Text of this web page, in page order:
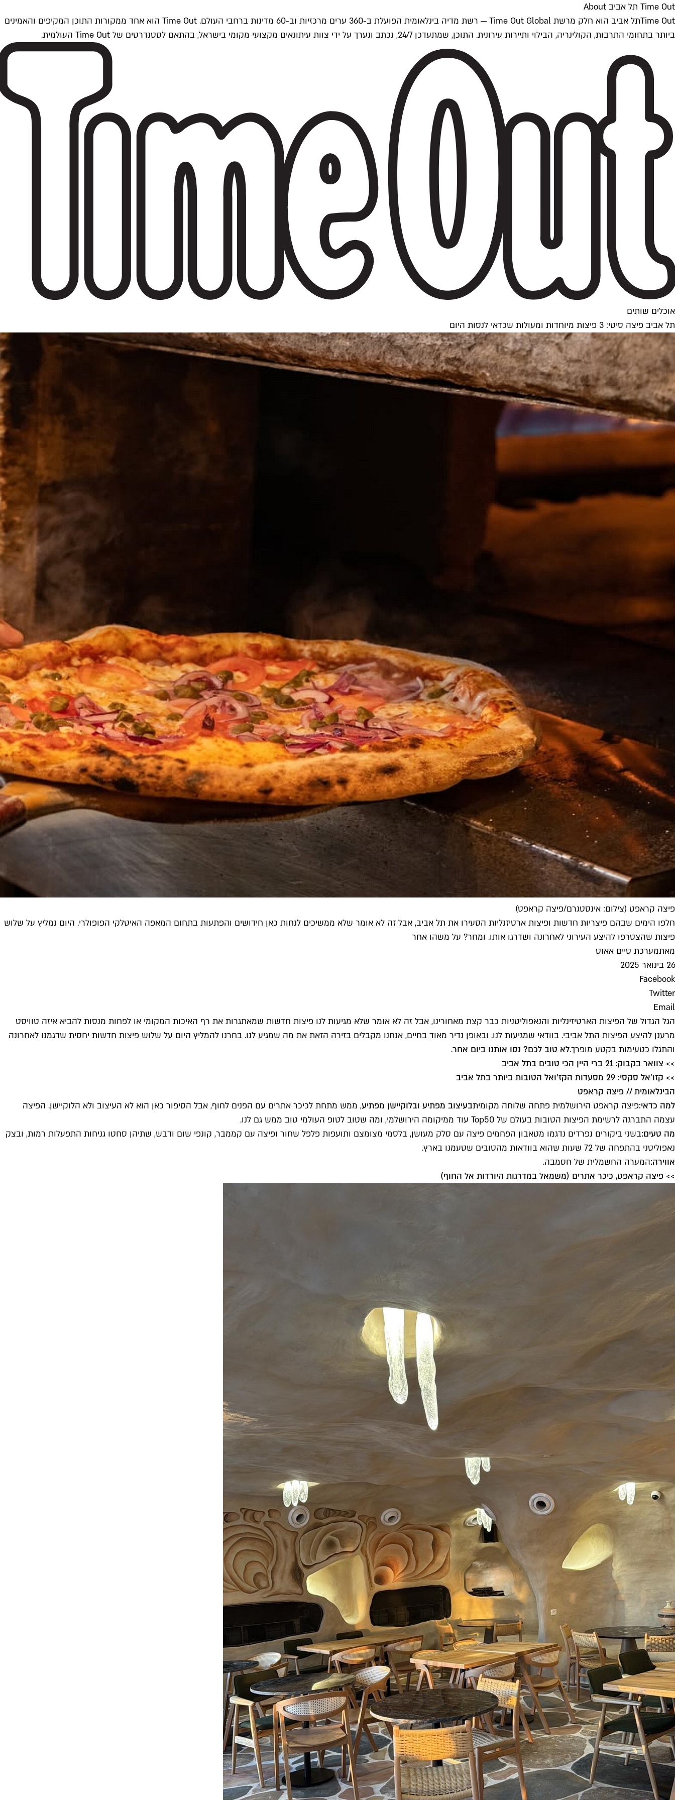
Time Out תל אביב About
Time Outתל אביב הוא חלק מרשת Time Out Global — רשת מדיה בינלאומית הפועלת ב-360 ערים מרכזיות וב-60 מדינות ברחבי העולם. Time Out הוא אחד ממקורות התוכן המקיפים והאמינים
ביותר בתחומי התרבות, הקולינריה, הבילוי ותיירות עירונית. התוכן, שמתעדכן 24/7, נכתב ונערך על ידי צוות עיתונאים מקצועי מקומי בישראל, בהתאם לסטנדרטים של Time Out העולמית.
אוכלים שותים
תל אביב פיצה סיטי: 3 פיצות מיוחדות ומעולות שכדאי לנסות היום
פיצה קראפט (צילום: אינסטגרם/פיצה קראפט)
חלפו הימים שבהם פיצריות חדשות ופיצות ארטיזנליות הסעירו את תל אביב, אבל זה לא אומר שלא ממשיכים לנחות כאן חידושים והפתעות בתחום המאפה האיטלקי הפופולרי. היום נמליץ על שלוש
פיצות שהצטרפו להיצע העירוני לאחרונה ושדרגו אותו. ומחר? על משהו אחר
מאתמערכת טיים אאוט
26 בינואר 2025
Facebook
Twitter
Email
הגל הגדול של הפיצות הארטיזינליות והנאפוליטניות כבר קצת מאחורינו, אבל זה לא אומר שלא מגיעות לנו פיצות חדשות שמאתגרות את רף האיכות המקומי או לפחות מנסות להביא איזה טוויסט
מרענן להיצע הפיצות התל אביבי. בוודאי שמגיעות לנו. ובאופן נדיר מאוד בחיים, אנחנו מקבלים בזירה הזאת את מה שמגיע לנו. בחרנו להמליץ היום על שלוש פיצות חדשות יחסית שדגמנו לאחרונה
והתגלו כטעימות בקטע מופרך.לא טוב לכם? נסו אותנו ביום אחר.
>> צוואר בקבוק: 21 ברי היין הכי טובים בתל אביב
>> קזו'אל סקסי: 29 מסעדות הקז'ואל הטובות ביותר בתל אביב
הבינלאומית // פיצה קראפט
למה כדאי:פיצה קראפט הירושלמית פתחה שלוחה מקומיתבעיצוב מפתיע ובלוקיישן מפתיע, ממש מתחת לכיכר אתרים עם הפנים לחוף, אבל הסיפור כאן הוא לא העיצוב ולא הלוקיישן. הפיצה
עצמה התברגה לרשימת הפיצות הטובות בעולם של Top50 עוד ממיקומה הירושלמי, ומה שטוב לטופ העולמי טוב ממש גם לנו.
מה טעים:בשני ביקורים נפרדים נדגמו מטאבון הפחמים פיצה עם סלק מעושן, בלסמי מצומצם ותועפות פלפל שחור ופיצה עם קממבר, קונפי שום ודבש, שתיהן סחטו גניחות התפעלות רמות, ובצק
נאפוליטני בהתפחה של 72 שעות שהוא בוודאות מהטובים שטעמנו בארץ.
אווירה:המערה החשמלית של חסמבה.
>> פיצה קראפט, כיכר אתרים (משמאל במדרגות היורדות אל החוף)